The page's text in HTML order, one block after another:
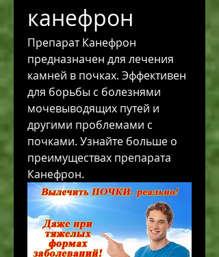
канефрон
Препарат Канефрон
предназначен для лечения
камней в почках. Эффективен
для борьбы с болезнями
мочевыводящих путей и
другими проблемами с
почками. Узнайте больше о
преимуществах препарата
Канефрон.